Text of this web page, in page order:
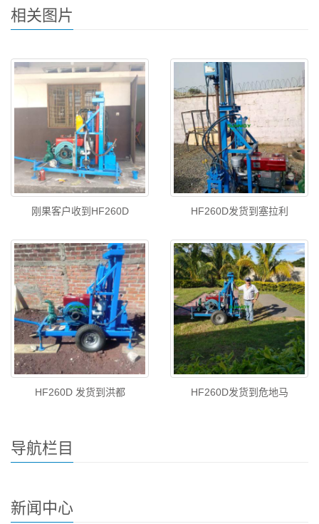
相关图片
刚果客户收到HF260D HF260D发货到塞拉利
HF260D 发货到洪都 HF260D发货到危地马
导航栏目
新闻中心